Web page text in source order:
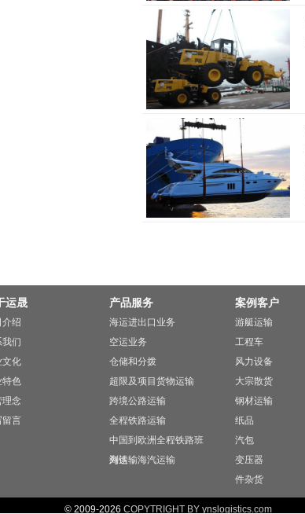
运晟
介绍
我们
文化
特色
理念
留言
产品服务
海运进出口业务
空运业务
仓储和分拨
超限及项目货物运输
跨境公路运输
全程铁路运输
中国到欧洲全程铁路班
列运输
海铁，海汽运输
案例客户
游艇运输
工程车
风力设备
大宗散货
钢材运输
纸品
汽包
变压器
件杂货
© 2009-2026 COPYTRIGHT BY ynslogistics.com